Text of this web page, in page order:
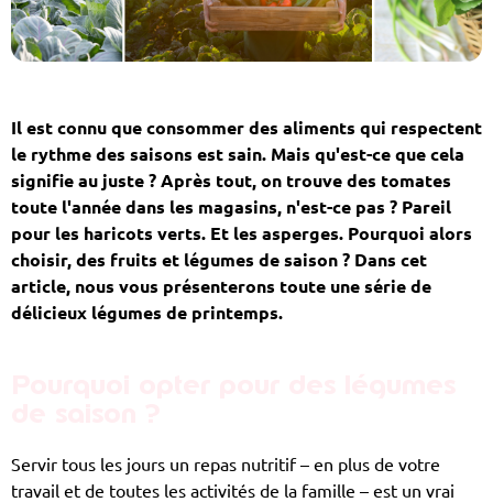
Il est connu que consommer des aliments qui respectent
le rythme des saisons est sain. Mais qu'est-ce que cela
signifie au juste ? Après tout, on trouve des tomates
toute l'année dans les magasins, n'est-ce pas ? Pareil
pour les haricots verts. Et les asperges. Pourquoi alors
choisir, des fruits et légumes de saison ? Dans cet
article, nous vous présenterons toute une série de
délicieux légumes de printemps.
Servir tous les jours un repas nutritif – en plus de votre
travail et de toutes les activités de la famille – est un vrai